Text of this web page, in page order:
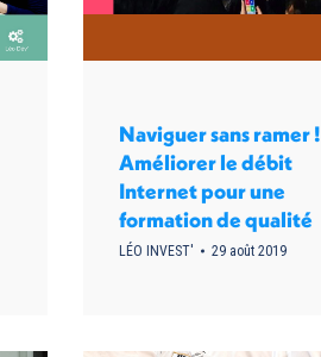
Naviguer sans ramer !
Améliorer le débit
Internet pour une
formation de qualité
LÉO INVEST' 29 août 2019